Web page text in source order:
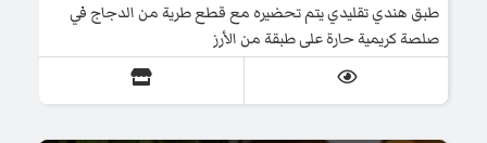
طبق هندي تقليدي يتم تحضيره مع قطع طرية من الدجاج في
صلصة كريمية حارة على طبقة من الأرز